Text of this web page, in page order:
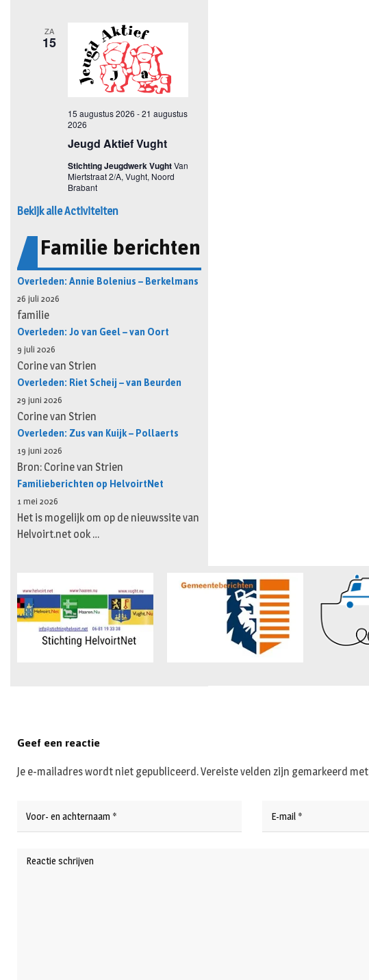
Bekijk alle Activiteiten
Familie berichten
Overleden: Annie Bolenius – Berkelmans
26 juli 2026
familie
Overleden: Jo van Geel – van Oort
9 juli 2026
Corine van Strien
Overleden: Riet Scheij – van Beurden
29 juni 2026
Corine van Strien
Overleden: Zus van Kuijk – Pollaerts
19 juni 2026
Bron: Corine van Strien
Familieberichten op HelvoirtNet
1 mei 2026
Het is mogelijk om op de nieuwssite van
Helvoirt.net ook …
Geef een reactie
Je e-mailadres wordt niet gepubliceerd.Vereiste velden zijn gemarkeerd met